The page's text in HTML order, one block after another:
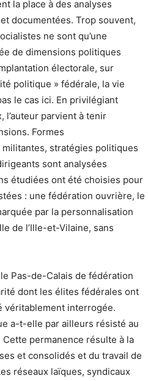
la place à des analyses
documentées. Trop souvent,
ne sont qu’une
de dimensions politiques
électorale, sur
politique » fédérale, la vie
le cas ici. En privilégiant
l’auteur parvient à tenir
Formes
stratégies politiques
sont analysées
étudiées ont été choisies pour
: une fédération ouvrière, le
par la personnalisation
de l’Ille-et-Vilaine, sans
Pas-de-Calais de fédération
dont les élites fédérales ont
véritablement interrogée.
a-t-elle par ailleurs résisté au
permanence résulte à la
et consolidés et du travail de
réseaux laïques, syndicaux